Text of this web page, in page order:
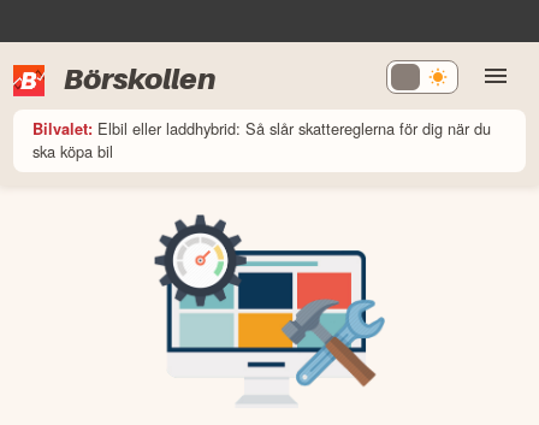
Börskollen
Bilvalet: Elbil eller laddhybrid: Så slår skattereglerna för dig när du
ska köpa bil